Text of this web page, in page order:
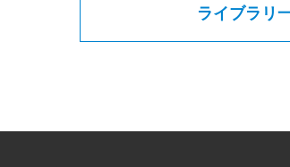
ライブラリ